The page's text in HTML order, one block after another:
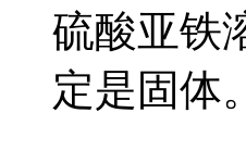
硫酸亚铁
定是固体